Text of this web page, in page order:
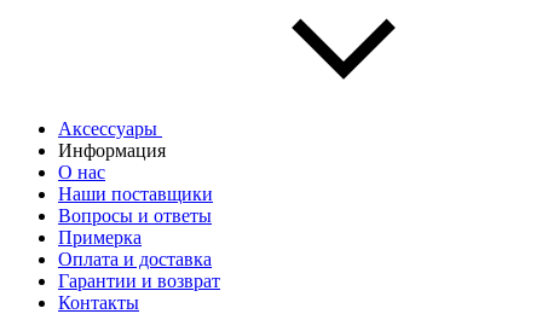
Аксессуары
Информация
О нас
Наши поставщики
Вопросы и ответы
Примерка
Оплата и доставка
Гарантии и возврат
Контакты